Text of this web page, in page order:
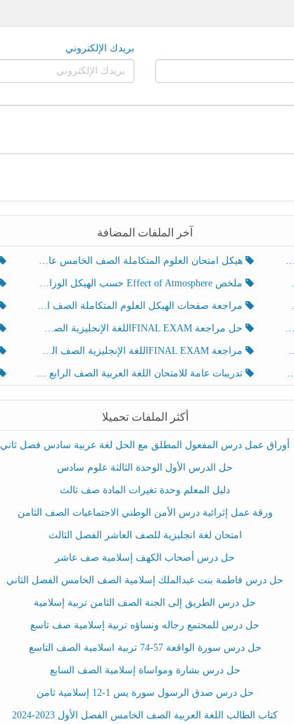
بريدك الإلكتروني
آخر الملفات المضافة
هيكل امتحان العلوم المتكاملة الصف الخامس عام الفصل الدراسي الثالث 2025-2026
ملخص Effect of Atmosphere حسب الهيكل الوزاري العلوم المتكاملة الصف الخامس انسبير الفصل الثالث
مراجعة صفحات الهيكل العلوم المتكاملة الصف الخامس انسبير الفصل الثالث
حل مراجعة FINAL EXAMاللغة الإنجليزية الصف الخامس الفصل الثالث
مراجعة FINAL EXAMاللغة الإنجليزية الصف الخامس الفصل الثالث
تدريبات عامة للامتحان اللغة العربية الصف الرابع الفصل الثالث
أكثر الملفات تحميلا
أوراق عمل درس المفعول المطلق مع الحل لغة عربية سادس فصل ثاني
حل الدرس الأول الوحدة الثالثة علوم سادس
دليل المعلم وحدة تغيرات المادة صف ثالث
ورقة عمل إثرائية درس الأمن الوطني الاجتماعيات الصف الثامن
امتحان لغة انجليزية للصف العاشر الفصل الثالث
حل درس أصحاب الكهف إسلامية صف عاشر
حل درس فاطمة بنت عبدالملك إسلامية الصف الخامس الفصل الثاني
حل درس الطريق إلى الجنة الصف الثامن تربية إسلامية
حل درس للمجتمع رجاله ونساؤه تربية إسلامية صف تاسع
حل درس سورة الواقعة 57-74 تربية اسلامية الصف التاسع
حل درس بشارة ومواساة إسلامية الصف السابع
حل درس صدق الرسول سورة يس 1-12 إسلامية ثامن
كتاب الطالب اللغة العربية الصف الخامس الفصل الأول 2023-2024